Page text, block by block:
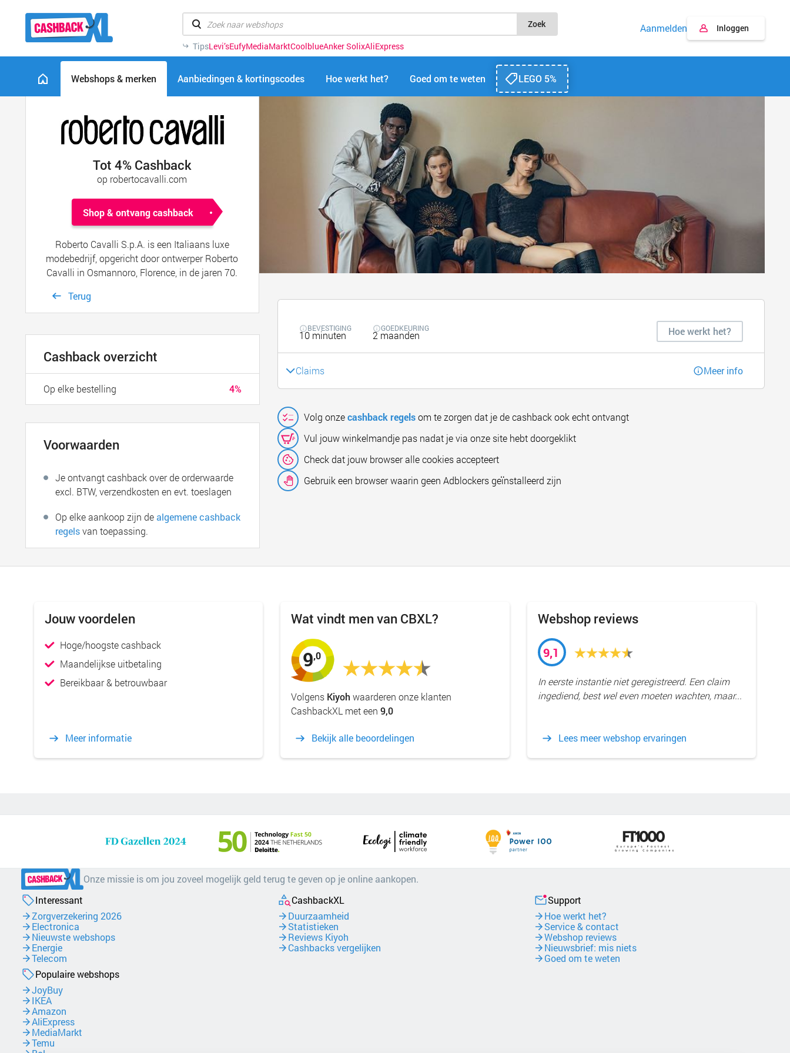
Zoek
TipsLevi’sEufyMediaMarktCoolblueAnker SolixAliExpress
Aanmelden Inloggen
Webshops & merken Aanbiedingen & kortingscodes Hoe werkt het? Goed om te weten LEGO 5%
Tot 4% Cashback
op robertocavalli.com
Shop & ontvang cashback
Roberto Cavalli S.p.A. is een Italiaans luxe
modebedrijf, opgericht door ontwerper Roberto
Cavalli in Osmannoro, Florence, in de jaren 70.
Terug
BEVESTIGING
10 minuten
GOEDKEURING
2 maanden Hoe werkt het?
Claims Meer info
Volg onzecashback regelsom te zorgen dat je de cashback ook echt ontvangt
Vul jouw winkelmandje pas nadat je via onze site hebt doorgeklikt
Check dat jouw browser alle cookies accepteert
Gebruik een browser waarin geen Adblockers geïnstalleerd zijn
Cashback overzicht
4%
Op elke bestelling
Voorwaarden
Je ontvangt cashback over de orderwaarde
excl. BTW, verzendkosten en evt. toeslagen
Op elke aankoop zijn dealgemene cashback
regelsvan toepassing.
Jouw voordelen
Hoge/hoogste cashback
Maandelijkse uitbetaling
Bereikbaar & betrouwbaar
Meer informatie
Wat vindt men van CBXL?
9,0
Volgens Kiyoh waarderen onze klanten
CashbackXL met een9,0
Bekijk alle beoordelingen
Webshop reviews
9,1
In eerste instantie niet geregistreerd. Een claim
ingediend, best wel even moeten wachten, maar...
Lees meer webshop ervaringen
Onze missie is om jou zoveel mogelijk geld terug te geven op je online aankopen.
Interessant
Zorgverzekering 2026
Electronica
Nieuwste webshops
Energie
Telecom
CashbackXL
Duurzaamheid
Statistieken
Reviews Kiyoh
Cashbacks vergelijken
Support
Hoe werkt het?
Service & contact
Webshop reviews
Nieuwsbrief: mis niets
Goed om te weten
Populaire webshops
JoyBuy
IKEA
Amazon
AliExpress
MediaMarkt
Temu